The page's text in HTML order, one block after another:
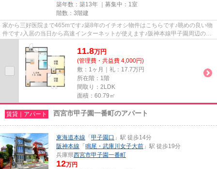
築年数：築13年 ｜募集中： 1室
階数：3階建
家から三好医院まで465mです♪築8年のイチオシ物件はこちらです♪眺めの良い物
件です♪入居の当日から高速インターネットが使えます♪阪神本線甲子園周辺の事
なら、naruo@koshi-en.netから...
11.8万円
(管理費・共益費 4,000円)
敷：1ヶ月｜礼：17.7万円
所在階：1階
間取り：2LDK
面積：60.79㎡
賃貸｜アパート 西宮市甲子園一番町のアパート
東海道本線 「 甲子園口 」駅 徒歩14分
阪神本線 「 鳴尾・武庫川女子大前 」駅 徒歩19分
兵庫県西宮市甲子園一番町
12万円